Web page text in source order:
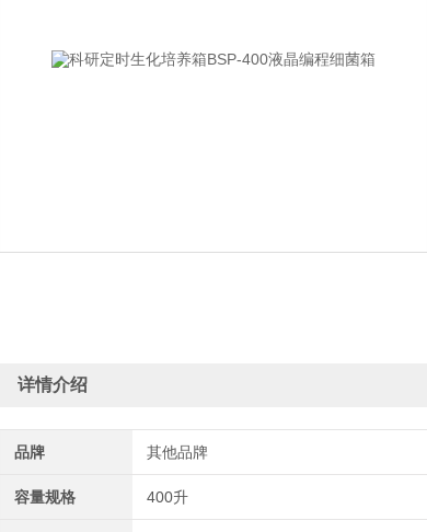
详情介绍
品牌 其他品牌
容量规格 400升